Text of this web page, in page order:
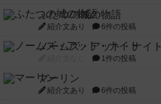
ふたつの城の物語
紹介文あり 6件の投稿
ノームズ・アット・ナイト
1件の投稿
マーリン
紹介文あり 6件の投稿